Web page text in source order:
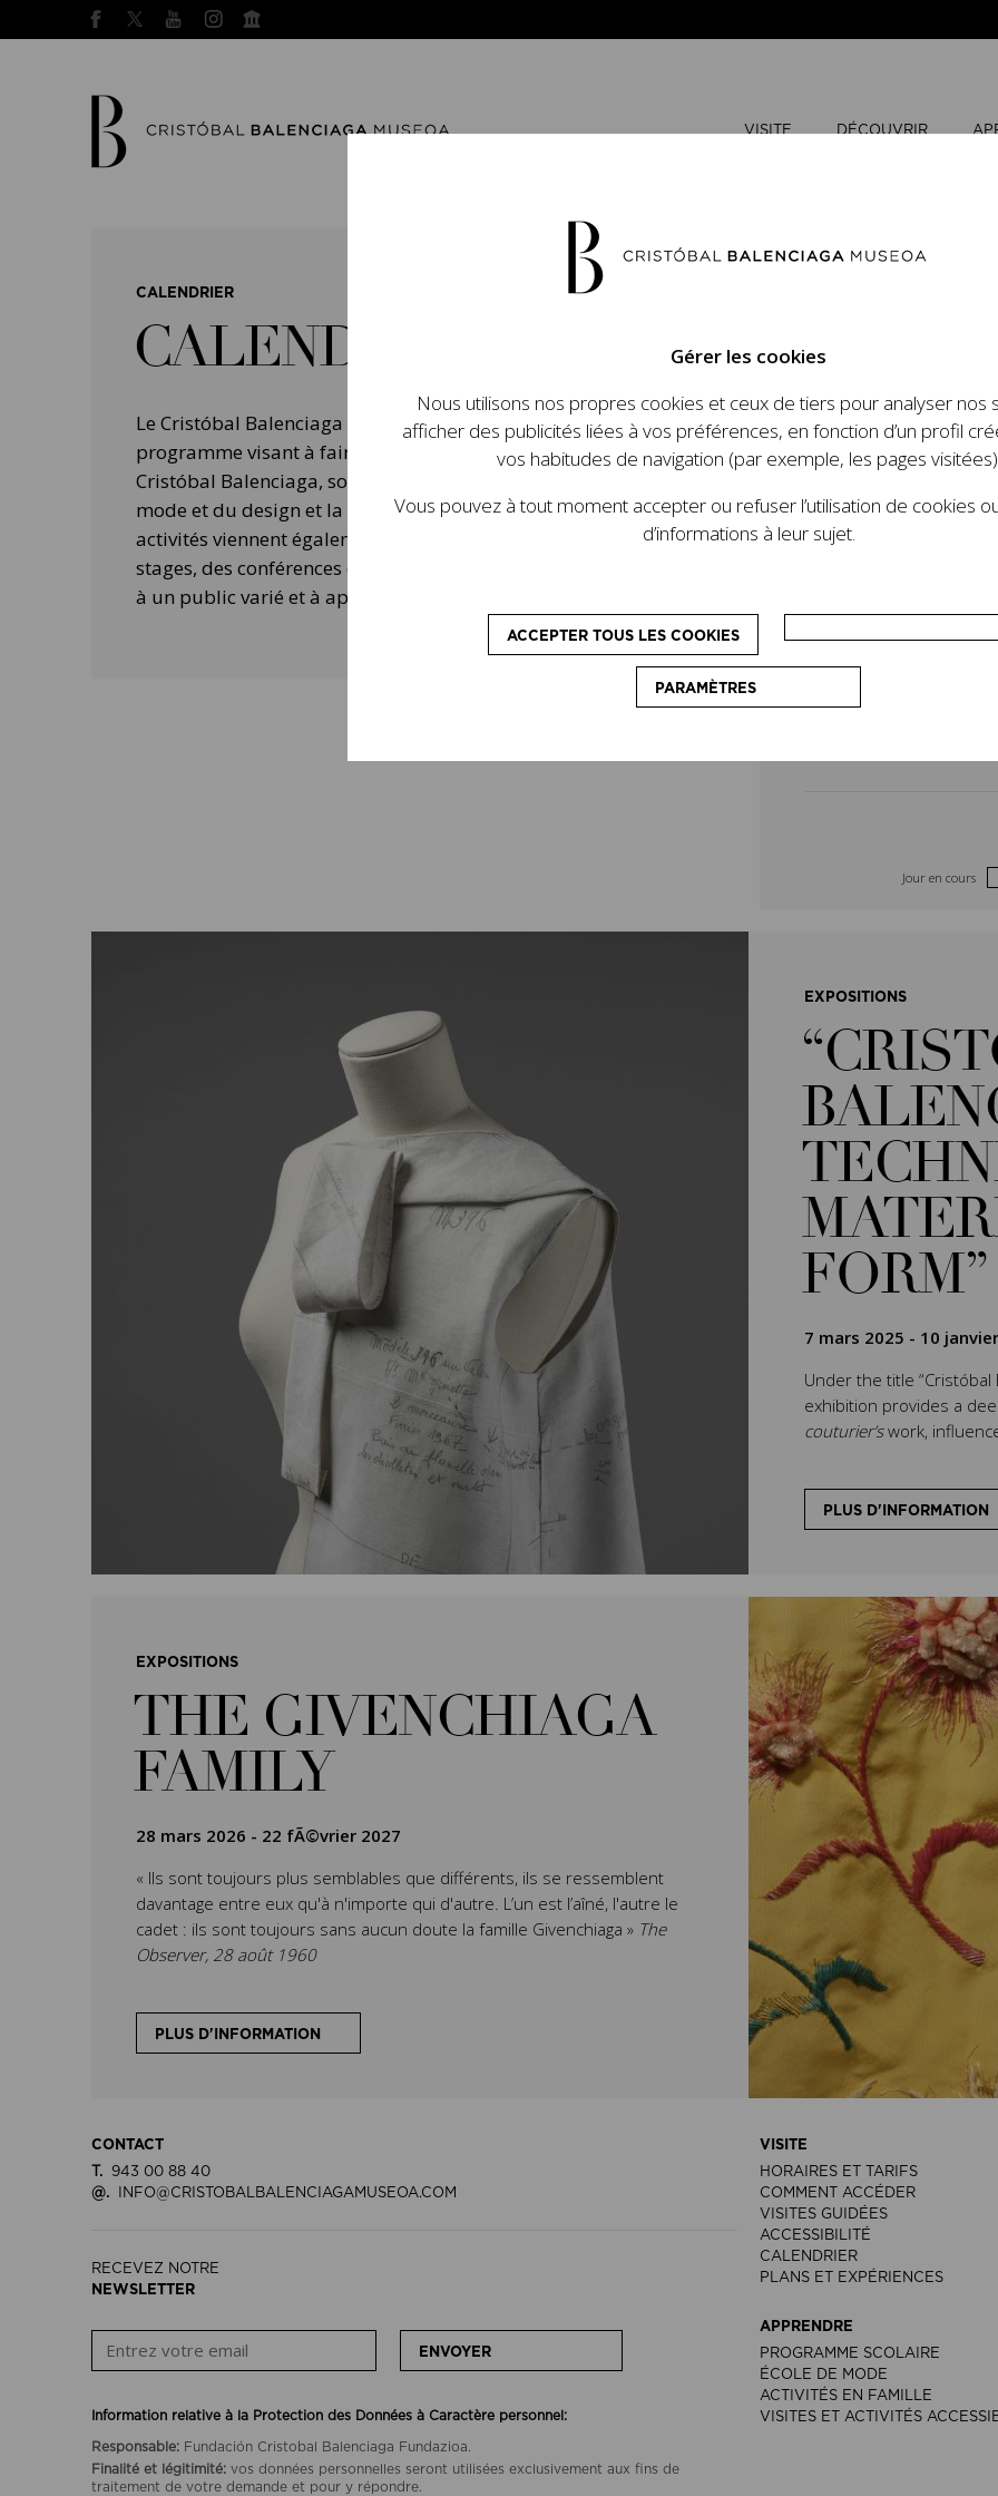
VISITE DÉCOUVRIR
CALENDRIER
CALENDRIER
Le Cristóbal Balenciaga Museoa a mis en place un ambitieux
programme visant à faire connaître la vie et le travail de
Cristóbal Balenciaga, son importance dans l'histoire de la
mode et du design et la contemporanéité de son legs. D’autres
activités viennent également compléter le programme : des
stages, des conférences ou des ateliers pédagogiques, destinés
à un public varié et à approfondir la vision du couturier.
4 5
18
Jour en cours
EXPOSITIONS
FORM”
7 mars 2025 - 10
Under the title “Cristóbal
exhibition provides a
couturier’swork,
PLUS D'INFORMATION
EXPOSITIONS
THE GIVENCHIAGA
FAMILY
28 mars 2026 - 22 fÃ©vrier 2027
« Ils sont toujours plus semblables que différents, ils se ressemblent
davantage entre eux qu'à n'importe qui d'autre. L’un est l’aîné, l'autre le
cadet : ils sont toujours sans aucun doute la famille Givenchiaga » The
Observer, 28 août 1960
PLUS D'INFORMATION
CONTACT
T.
943 00 88 40
@.
INFO@CRISTOBALBALENCIAGAMUSEOA.COM
RECEVEZ NOTRE
NEWSLETTER
ENVOYER
Information relative à la Protection des Données à Caractère personnel:
Responsable: Fundación Cristobal Balenciaga Fundazioa.
Finalité et légitimité: vos données personnelles seront utilisées exclusivement aux fins de
traitement de votre demande et pour y répondre.
VISITE
HORAIRES ET TARIFS
COMMENT ACCÉDER
VISITES GUIDÉES
ACCESSIBILITÉ
CALENDRIER
PLANS ET EXPÉRIENCES
APPRENDRE
PROGRAMME SCOLAIRE
ÉCOLE DE MODE
ACTIVITÉS EN FAMILLE
VISITES ET ACTIVITÉS
Gérer les cookies
Nous utilisons nos propres cookies et ceux de tiers pour analyser nos
afficher des publicités liées à vos préférences, en fonction d’un profil
vos habitudes de navigation (par exemple, les pages
Vous pouvez à tout moment accepter ou refuser l’utilisation de cookies
d’informations à leur sujet.
ACCEPTER TOUS LES COOKIES
PARAMÈTRES